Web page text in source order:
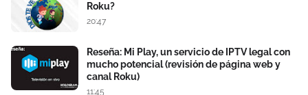
Roku?
20:47
Reseña: Mi Play, un servicio de IPTV legal con
mucho potencial (revisión de página web y
canal Roku)
11:45